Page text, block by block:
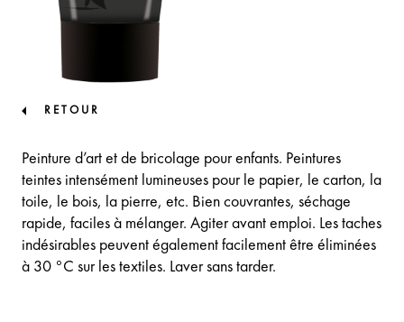
RETOUR
Peinture d’art et de bricolage pour enfants. Peintures
teintes intensément lumineuses pour le papier, le carton, la
toile, le bois, la pierre, etc. Bien couvrantes, séchage
rapide, faciles à mélanger. Agiter avant emploi. Les taches
indésirables peuvent également facilement être éliminées
à 30 °C sur les textiles. Laver sans tarder.